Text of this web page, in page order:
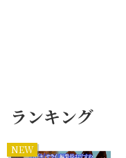
ランキング
NEW